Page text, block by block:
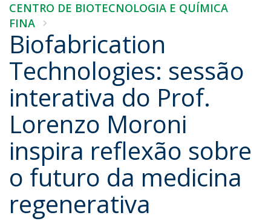
CENTRO DE BIOTECNOLOGIA E QUÍMICA
FINA
Biofabrication
Technologies: sessão
interativa do Prof.
Lorenzo Moroni
inspira reflexão sobre
o futuro da medicina
regenerativa